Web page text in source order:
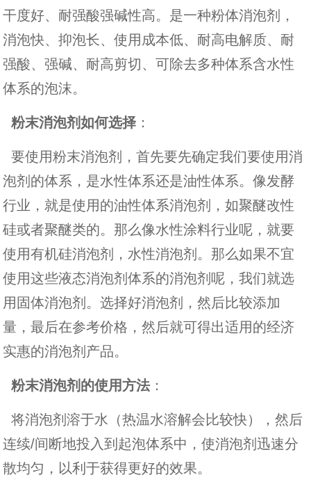
干度好、耐强酸强碱性高。是一种粉体消泡剂，
消泡快、抑泡长、使用成本低、耐高电解质、耐
强酸、强碱、耐高剪切、可除去多种体系含水性
体系的泡沫。
粉末消泡剂如何选择 ：
要使用粉末消泡剂，首先要先确定我们要使用消
泡剂的体系，是水性体系还是油性体系。像发酵
行业，就是使用的油性体系消泡剂，如聚醚改性
硅或者聚醚类的。那么像水性涂料行业呢，就要
使用有机硅消泡剂，水性消泡剂。那么如果不宜
使用这些液态消泡剂体系的消泡剂呢，我们就选
用固体消泡剂。选择好消泡剂，然后比较添加
量，最后在参考价格，然后就可得出适用的经济
实惠的消泡剂产品。
粉末消泡剂的使用方法：
将消泡剂溶于水（热温水溶解会比较快），然后
连续/间断地投入到起泡体系中，使消泡剂迅速分
散均匀，以利于获得更好的效果。